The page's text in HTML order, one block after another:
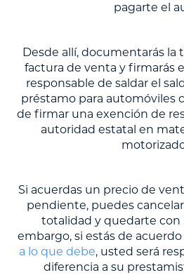
pagarte el
Desde allí, documentarás la
factura de venta y firmarás
responsable de saldar el
préstamo para automóviles
de firmar una exención de
autoridad estatal en
Si acuerdas un precio de
pendiente, puedes
totalidad y quedarte con
embargo, si estás de
a lo que debe, usted será
diferencia a su